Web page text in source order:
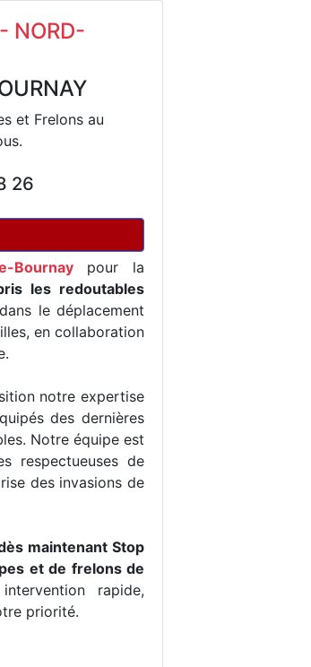
NORD-
et Frelons au
26
Bournaypour la
les redoutables
le déplacement
en collaboration
notre expertise
des dernières
Notre équipe est
respectueuses de
des invasions de
maintenant Stop
et de frelons de
rapide,
priorité.